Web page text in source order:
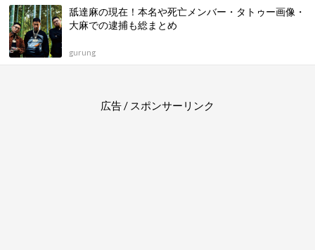
舐達麻の現在！本名や死亡メンバー・タトゥー画像・
大麻での逮捕も総まとめ
gurung
広告 / スポンサーリンク